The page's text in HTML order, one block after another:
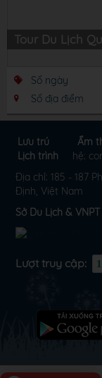
Tour Du Lịch
Số ngày
Số địa điểm
Lưu trú Ẩm
Lịch trình
hệ:
Địa chỉ: 185 - 187
Định, Việt Nam
Sở Du Lịch &
Lượt truy cập: 1